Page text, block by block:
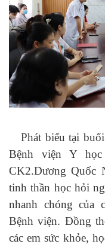
Phát biểu tại
Bệnh viện Y
CK2.Dương Quốc
tinh thần học hỏi
nhanh chóng của
Bệnh viện. Đồng
các em sức khỏe,